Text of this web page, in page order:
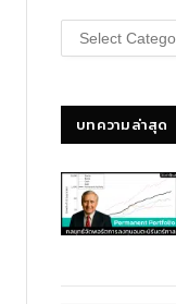
หมวด
หมู่
บทความล่าสุด